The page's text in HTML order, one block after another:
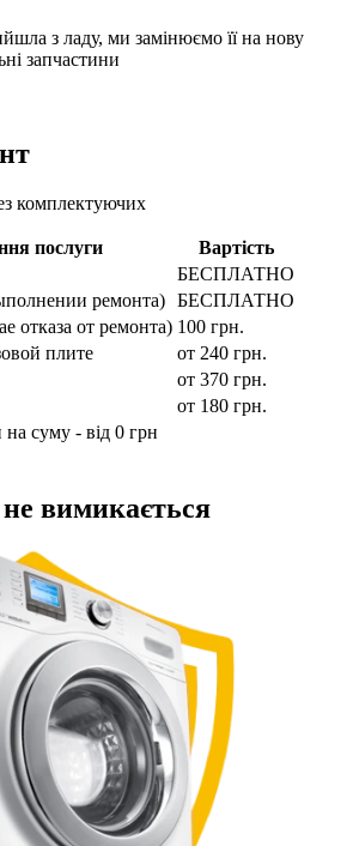
з ладу, ми замінюємо її на нову
запчастини
комплектуючих
послуги Вартість
на суму - від 0 грн
БЕСПЛАТНО
ремонта) БЕСПЛАТНО
отказа от ремонта) 100 грн.
плите
от 240 грн.
от 370 грн.
от 180 грн.
вимикається